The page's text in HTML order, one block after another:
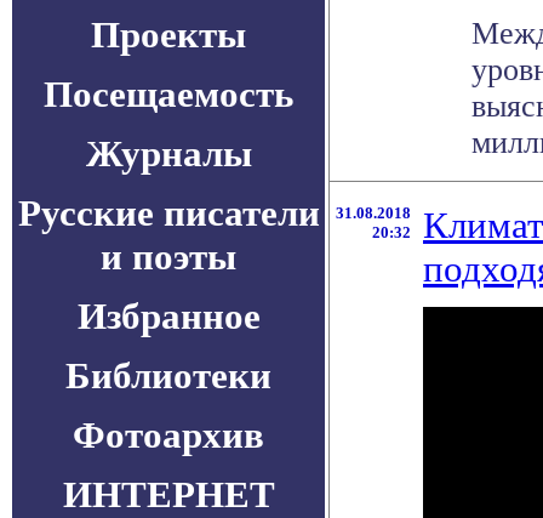
Проекты
Посещаемость
Журналы
Русские писатели
и поэты
Избранное
Библиотеки
Фотоархив
ИНТЕРНЕТ
31.08.2018
20:32